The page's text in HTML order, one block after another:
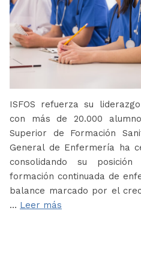
ISFOS refuerza su
con más de 20.000
Superior de Formación
General de Enfermería ha
consolidando su
formación continuada de
balance marcado por el
… Leer más